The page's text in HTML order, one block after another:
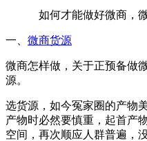
如何才能做好微商，
一、 微商货源
微商怎样做，关于正预备做
源。
选货源，如今冤家圈的产物
产物时必然要慎重，起首产
空间，再次顺应人群普遍，